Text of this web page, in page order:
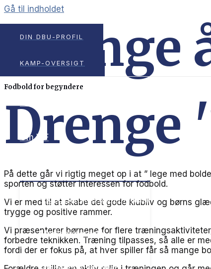
Gå til indholdet
DIN DBU-PROFIL
KAMP-OVERSIGT
Om VIF
Vigtigt at vide som medlem
Medlemsfordele
Drenge
Fodbold for begyndere
Drenge
På dette går vi rigtig meget op i at ” lege med
sporten og støtter interessen for fodbold.
Vi er med til at skabe det gode klubliv og børns
trygge og positive rammer.
Vi præsenterer børnene for flere
forbedre teknikken. Træning tilpasses, så alle er
fordi der er fokus på, at hver spiller får så mange